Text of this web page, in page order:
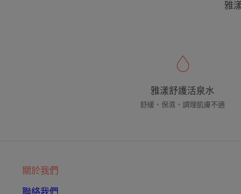
雅
雅漾舒護活泉水
舒緩、保濕、調理肌膚不適
關於我們
聯絡我們